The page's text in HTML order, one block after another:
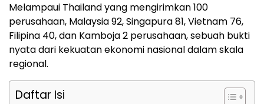
Melampaui Thailand yang mengirimkan 100
perusahaan, Malaysia 92, Singapura 81, Vietnam 76,
Filipina 40, dan Kamboja 2 perusahaan, sebuah bukti
nyata dari kekuatan ekonomi nasional dalam skala
regional.
Daftar Isi